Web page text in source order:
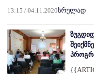
13:15 / 04.11.2020სრულად